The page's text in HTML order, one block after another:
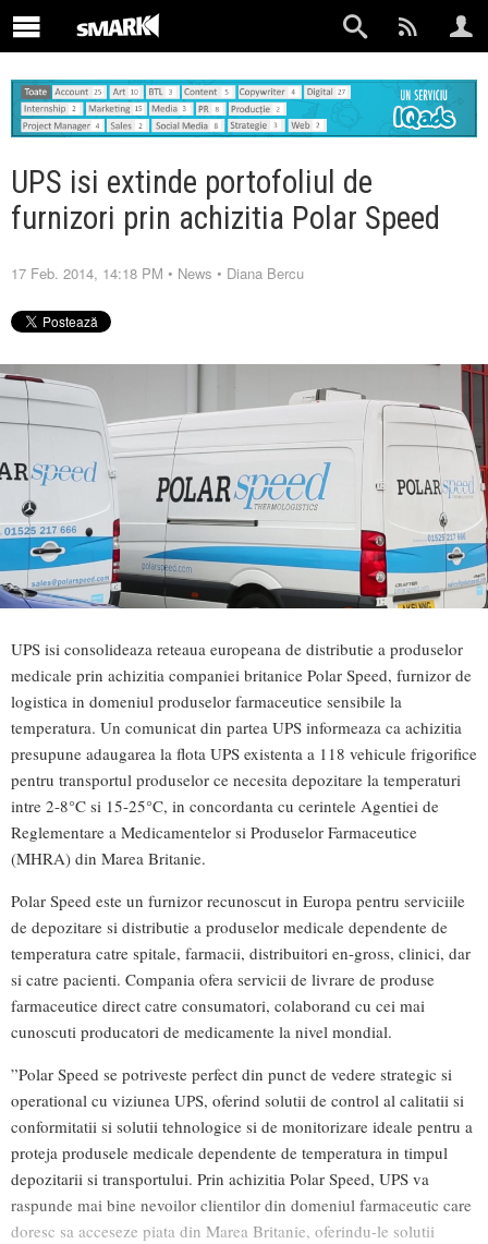
UPS isi extinde portofoliul de
furnizori prin achizitia Polar Speed
17 Feb. 2014, 14:18 PM • News • Diana Bercu
UPS isi consolideaza reteaua europeana de distributie a produselor
medicale prin achizitia companiei britanice Polar Speed, furnizor de
logistica in domeniul produselor farmaceutice sensibile la
temperatura. Un comunicat din partea UPS informeaza ca achizitia
presupune adaugarea la flota UPS existenta a 118 vehicule frigorifice
pentru transportul produselor ce necesita depozitare la temperaturi
intre 2-8°C si 15-25°C, in concordanta cu cerintele Agentiei de
Reglementare a Medicamentelor si Produselor Farmaceutice
(MHRA) din Marea Britanie.
Polar Speed este un furnizor recunoscut in Europa pentru serviciile
de depozitare si distributie a produselor medicale dependente de
temperatura catre spitale, farmacii, distribuitori en-gross, clinici, dar
si catre pacienti. Compania ofera servicii de livrare de produse
farmaceutice direct catre consumatori, colaborand cu cei mai
cunoscuti producatori de medicamente la nivel mondial.
”Polar Speed se potriveste perfect din punct de vedere strategic si
operational cu viziunea UPS, oferind solutii de control al calitatii si
conformitatii si solutii tehnologice si de monitorizare ideale pentru a
proteja produsele medicale dependente de temperatura in timpul
depozitarii si transportului. Prin achizitia Polar Speed, UPS va
raspunde mai bine nevoilor clientilor din domeniul farmaceutic care
doresc sa acceseze piata din Marea Britanie, oferindu-le solutii